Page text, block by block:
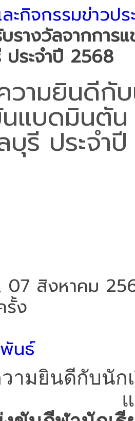
ะกิจกรรมข่าวป
รางวัลจากกา
ระจำปี 2568
ามยินดีกับ
แบดมินตั
รี ประจำ
สิงหาคม
รั้ง
นธ์
ามยินดีกับนัก